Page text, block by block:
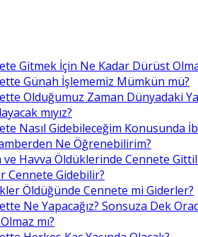
Gitmek İçin Ne Kadar Dürüst
Günah İşlememiz Mümkün mü?
Olduğumuz Zaman Dünyadaki
mıyız?
Nasıl Gidebileceğim Konusunda
Ne Öğrenebilirim?
ve Havva Öldüklerinde Cennete
Cennete Gidebilir?
Öldüğünde Cennete mi Giderler?
Ne Yapacağız? Sonsuza Dek
Olmaz mı?